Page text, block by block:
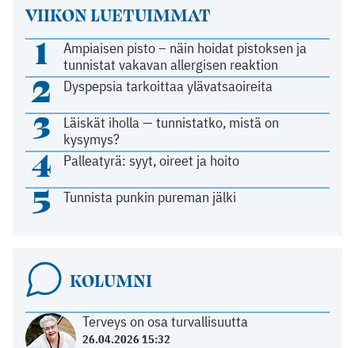
VIIKON LUETUIMMAT
1
Ampiaisen pisto – näin hoidat pistoksen ja
tunnistat vakavan allergisen reaktion
2 Dyspepsia tarkoittaa ylävatsaoireita
3
Läiskät iholla — tunnistatko, mistä on
kysymys?
4 Palleatyrä: syyt, oireet ja hoito
5 Tunnista punkin pureman jälki
KOLUMNI
Terveys on osa turvallisuutta
26.04.2026 15:32